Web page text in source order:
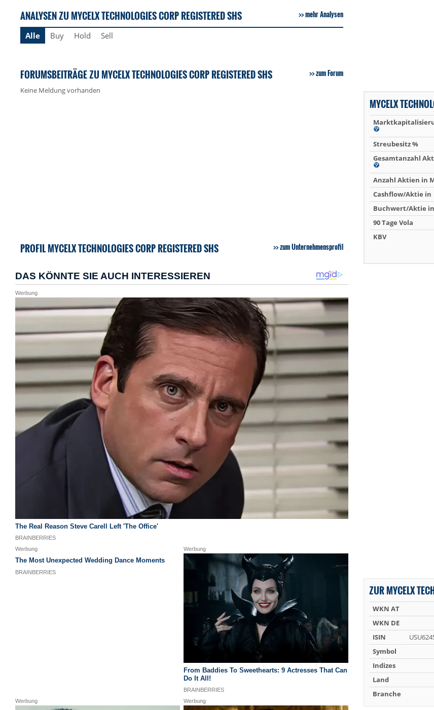
ANALYSEN ZU MYCELX TECHNOLOGIES CORP REGISTERED SHS mehr Analysen
Alle Buy Hold Sell
FORUMSBEITRÄGE ZU MYCELX TECHNOLOGIES CORP REGISTERED SHS zum Forum
Keine Meldung vorhanden
PROFIL MYCELX TECHNOLOGIES CORP REGISTERED SHS zum Unternehmensprofil
MYCELX
Streubesitz %
Gesamtanzahl
Anzahl Aktien in
Cashflow/Aktie in
Buchwert/Aktie in
90 Tage Vola
KBV
ZUR MYCELX
WKN AT
WKN DE
ISIN
Symbol
Indizes
Land
Branche